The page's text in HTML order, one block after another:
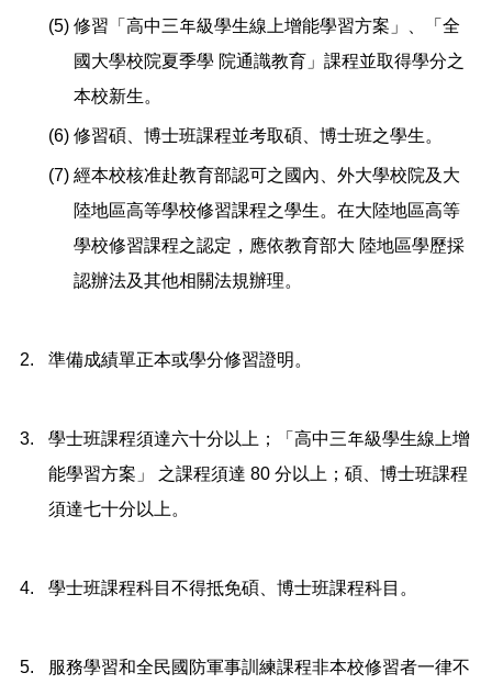
(5) 修習「高中三年級學生線上增能學習方案」、「全
國大學校院夏季學 院通識教育」課程並取得學分之
本校新生。
(6) 修習碩、博士班課程並考取碩、博士班之學生。
(7) 經本校核准赴教育部認可之國內、外大學校院及大
陸地區高等學校修習課程之學生。在大陸地區高等
學校修習課程之認定，應依教育部大 陸地區學歷採
認辦法及其他相關法規辦理。
2. 準備成績單正本或學分修習證明。
3.
學士班課程須達六十分以上；「高中三年級學生線上增
能學習方案」 之課程須達 80 分以上；碩、博士班課程
須達七十分以上。
4. 學士班課程科目不得抵免碩、博士班課程科目。
5.
服務學習和全民國防軍事訓練課程非本校修習者一律不